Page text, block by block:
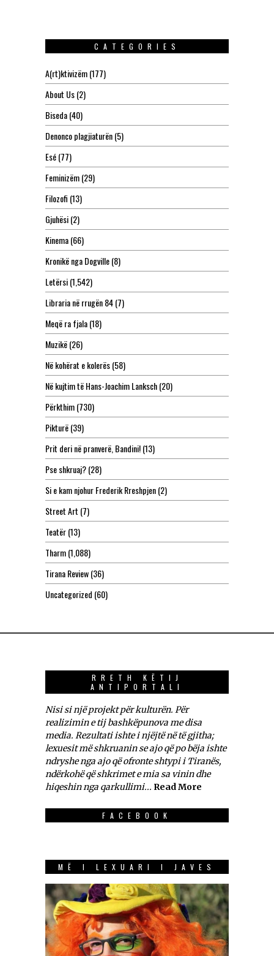
CATEGORIES
A(rt)ktivizëm(177)
About Us(2)
Biseda(40)
Denonco plagjiaturën(5)
Esé(77)
Feminizëm(29)
Filozofi (13)
Gjuhësi(2)
Kinema(66)
Kronikë nga Dogville(8)
Letërsi(1,542)
Libraria në rrugën 84(7)
Meqë ra fjala(18)
Muzikë(26)
Në kohërat e kolerës(58)
Në kujtim të Hans-Joachim Lanksch(20)
Përkthim(730)
Pikturë(39)
Prit deri në pranverë, Bandini!(13)
Pse shkruaj?(28)
Si e kam njohur Frederik Rreshpjen(2)
Street Art (7)
Teatër(13)
Tharm(1,088)
Tirana Review(36)
Uncategorized (60)
RRETH KËTIJ
ANTIPORTALI
Nisi si një projekt për kulturën. Për
realizimin e tij bashkëpunova me disa
media. Rezultati ishte i njëjtë në të gjitha;
lexuesit më shkruanin se ajo që po bëja ishte
ndryshe nga ajo që ofronte shtypi i Tiranës,
ndërkohë që shkrimet e mia sa vinin dhe
hiqeshin nga qarkullimi... Read More
FACEBOOK
MË I LEXUARI I JAVES